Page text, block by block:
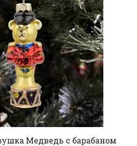
Медведь с барабаном